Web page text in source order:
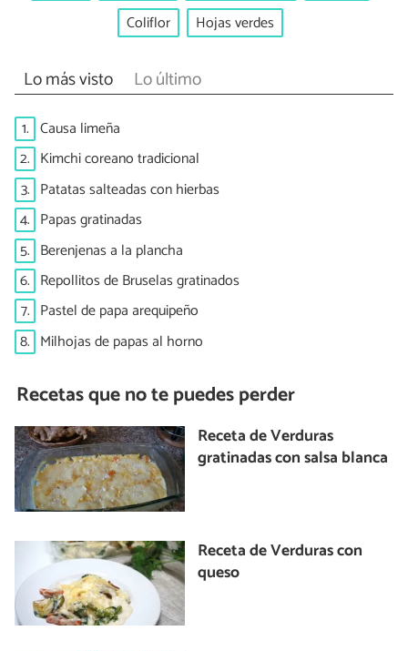
Coliflor
Hojas verdes
Lo más visto Lo último
1. Causa limeña
2. Kimchi coreano tradicional
3. Patatas salteadas con hierbas
4. Papas gratinadas
5. Berenjenas a la plancha
6. Repollitos de Bruselas gratinados
7. Pastel de papa arequipeño
8. Milhojas de papas al horno
Recetas que no te puedes perder
Receta de Verduras
gratinadas con salsa blanca
Receta de Verduras con
queso